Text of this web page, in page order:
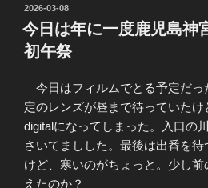
投
稿
日:
2026-03-08
今日は年に一度鹿児島神
初午祭
今日はフィルムでとる予定だっ
定のレンズが昼まで待っていた
digitalになってしまった。入口の
さいてましした。最後は出番を
けど、寒いのがちょっと。少し
えたのか？